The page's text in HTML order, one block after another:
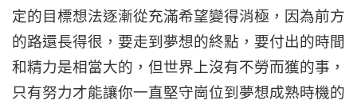
定的目標想法逐漸從充滿希望變得消極，因為前方
的路還長得很，要走到夢想的終點，要付出的時間
和精力是相當大的，但世界上沒有不勞而獲的事，
只有努力才能讓你一直堅守崗位到夢想成熟時機的